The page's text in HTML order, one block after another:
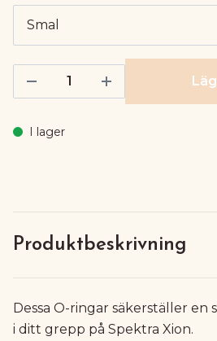
I lager
Produktbeskrivning
Dessa O-ringar säkerställer en
i ditt grepp på Spektra Xion.